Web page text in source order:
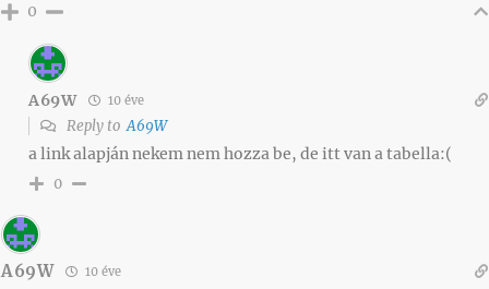
0
A69W 10 éve
Reply toA69W
a link alapján nekem nem hozza be, de itt van a tabella:(
0
A69W 10 éve